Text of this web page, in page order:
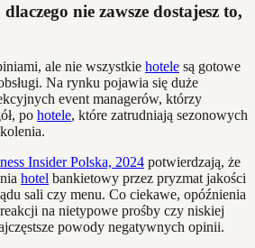
nie zawsze dostajesz to,
ale nie wszystkie hotele są gotowe
Na rynku pojawia się duże
event managerów, którzy
po hotele, które zatrudniają sezonowych
Insider Polska, 2024 potwierdzają, że
hotel bankietowy przez pryzmat jakości
sali czy menu. Co ciekawe, opóźnienia
na nietypowe prośby czy niskiej
powody negatywnych opinii.